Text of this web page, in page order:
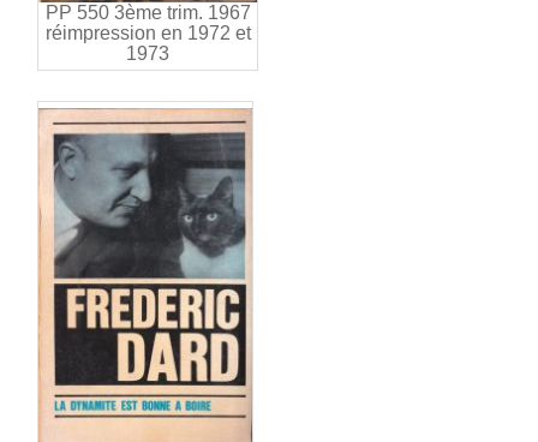
PP 550 3ème trim. 1967
réimpression en 1972 et
1973